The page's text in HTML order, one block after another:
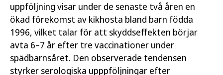
uppföljning visar under de senaste två åren en
ökad förekomst av kikhosta bland barn födda
1996, vilket talar för att skyddseffekten börjar
avta 6–7 år efter tre vaccinationer under
spädbarnsåret. Den observerade tendensen
styrker serologiska upppföljningar efter